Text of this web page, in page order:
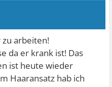
zu arbeiten!
da er krank ist! Das
ist heute wieder
Haaransatz hab ich